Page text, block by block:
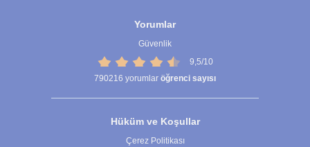
Yorumlar
Güvenlik
9,5/10
790216 yorumlar öğrenci sayısı
Hüküm ve Koşullar
Çerez Politikası